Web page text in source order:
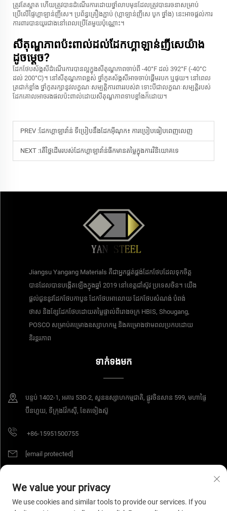
ត្រូវតែស្អាត ហើយត្រូវបានដំណើរការដោយថ្នាំលាបមុនដែលត្រូវបានរចនាសម្រាប់
ប្រើលើផ្ទៃហ្គាឡាន់ញីសេ។ ប្រព័ន្ធគ្រឿងភ្ជាប់ (ហ្គាឡាន់ញីសេ បូក ថ្នាំង) នេះអាចផ្តល់ការ
ការពារបានយូរជាងនៅពេលប្រើតែមួយប៉ុណ្ណោះ។
សីតុណ្ហភាពប៉ះពាល់ដល់ដែកហ្គាឡាន់ញីសេយ៉ាង
ដូចម្តេច?
ដែកថែបស័ង្កសីដំណើរការបានល្អក្នុងសីតុណ្ហភាពចាប់ពី -40°F ដល់ 392°F (-40°C
ដល់ 200°C)។ នៅសីតុណ្ហភាពខ្ពស់ ថ្នាំកូតស័ង្កសីអាចចាប់ផ្តើមរបក ឬផុយ។ នៅពេល
ត្រជាក់ខ្លាំង ថ្នាំកូតរក្សានូវលក្ខណៈសម្បត្តិការពាររបស់វា ទោះបីជាលក្ខណៈសម្បត្តិរបស់
ដែកគោលអាចរងផលប៉ះពាល់ដោយសីតុណ្ហភាពទាបខ្លាំងក៏ដោយ។
PREV :ដែកហ្គាឡាវ៉ាន់ ទីប្រៀបនឹងដែកអ៊ីណុក៖ ការប្រៀបធៀបពេញលេញ
NEXT :តើថ្លៃដើមរបស់ដែកហ្គាឡាវ៉ាន់ធីកមានតម្លៃក្នុងការវិនិយោគទេ
Jiangsu Yangang Materials គឺជាអ្នកផ្គត់ផ្គង់ដែកថែបដែលទុកចិត្ត
បានដែលបានបង្កើតឡើងក្នុងឆ្នាំ 2019 នៅខេត្តជាំស៊ូវ ប្រទេសចិន។ យើង
ផ្តល់ជូននូវដែកថែបកាបូន ដែកថែបអាលោយ ដែកថែបសំណង់ បំពង់
ថាស និងខ្សែដែកថែបដោយតម្លៃផ្ទាល់ពីរោងចក្រ HBIS, Shougang,
POSCO សម្រាប់គម្រោងឧស្សាហកម្ម និងគម្រោងថាមពលប្រកបដោយ
និរន្តរភាព
ទាក់ទងមក
បន្ទប់​ 1402-1, អគារ 530-2, សួនឧស្សាហកម្មជាតិ, ផ្លូវចិនសាន 599, មហាផ្ទៃ
ប៊ីនហួយ, ទីក្រុងវ៉ែកស៊ី, ខែតចៀងស៊ូ
+86-15951500755
[email protected]
ការពារដោយរក្សាសិទ្ធិ © ឆ្នាំ 2025 ក្រុមហ៊ុន អាយអេសប៊ី វ៉ាយរ៉េ ម៉ាទៀរស៍ ខូអិលធីឌី។ រក្សាសិទ្ធិ
គ្រប់យ៉ាង។ គោលការណ៍ឯកជន
We value your privacy
We use cookies and similar tools to provide our services. If you